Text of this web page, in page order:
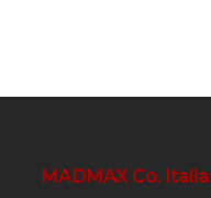
MADMAX Co. Italia